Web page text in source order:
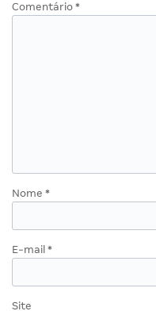
Comentário *
Nome *
E-mail *
Site